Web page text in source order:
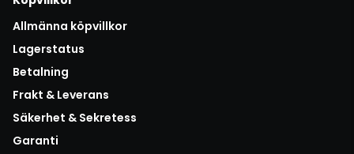
Allmänna köpvillkor
Lagerstatus
Betalning
Frakt & Leverans
Säkerhet & Sekretess
Garanti